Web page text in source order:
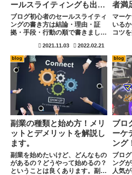
ールスライティングも出来
る。
ブログ初心者のセールスライティ
ングの書き方は結論・理由・証
拠・手段・行動の順で書きましょ
が、結論・理由・具体例・まとめ
の順で記事を書くPREP法で記事
を書く練習をしていれば、詳細の
内容を追加するだけで完成しま
す。影響力を身につけると更に効
果大です。
2021.11.03 2022.02.21
者満
れる
マー
いる
コツ
イト
問解
解決
よ。
グを
です
しま
blog
副業の種類と始め方！メリ
ットとデメリットを解説し
ます。
副業を始めたいけど、どんなもの
があるの？どうやって始めるの？
ということは良くあります。副業
blog
ブロ
ーケ
ング
ブロ
ング
人気